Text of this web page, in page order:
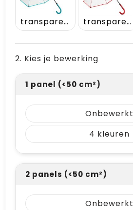
transparent-petrol transparent-red
2. Kies je bewerking
1 panel (<50 cm²)
Onbewerkt
4
2 panels (<50 cm²)
Onbewerkt